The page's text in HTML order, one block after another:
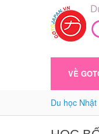
VỀ
Du học Nhật